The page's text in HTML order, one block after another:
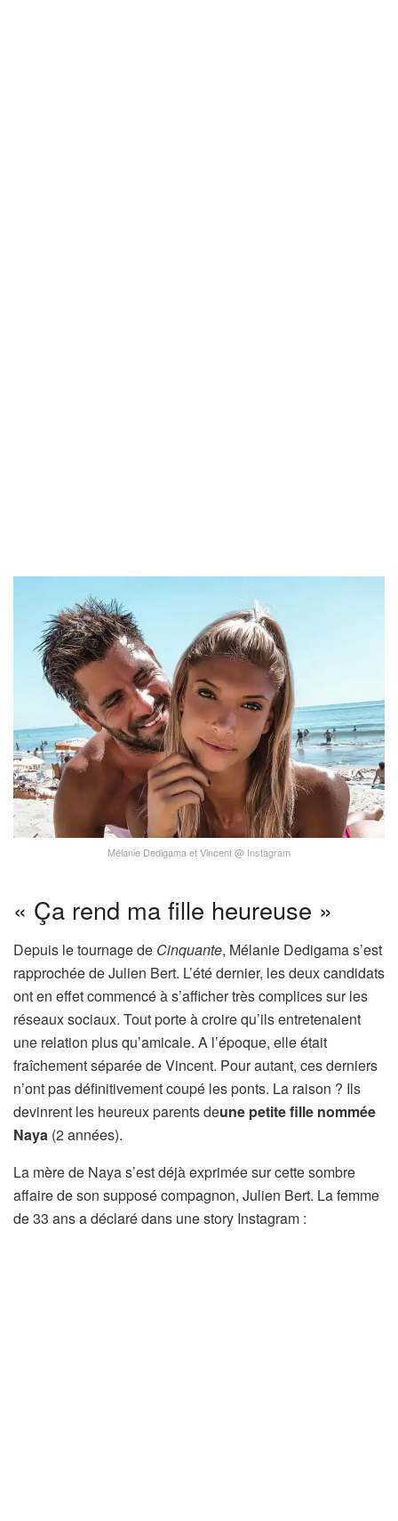
Mélanie Dedigama et Vincent @ Instagram
« Ça rend ma fille heureuse »
Depuis le tournage de Cinquante, Mélanie Dedigama s’est
rapprochée de Julien Bert. L’été dernier, les deux candidats
ont en effet commencé à s’afficher très complices sur les
réseaux sociaux. Tout porte à croire qu’ils entretenaient
une relation plus qu’amicale. A l’époque, elle était
fraîchement séparée de Vincent. Pour autant, ces derniers
n’ont pas définitivement coupé les ponts. La raison ? Ils
devinrent les heureux parents deune petite fille nommée
Naya (2 années).
La mère de Naya s’est déjà exprimée sur cette sombre
affaire de son supposé compagnon, Julien Bert. La femme
de 33 ans a déclaré dans une story Instagram :